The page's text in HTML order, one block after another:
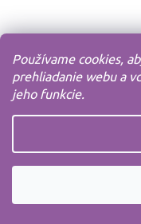
Používame cookies,
prehliadanie webu a
jeho funkcie.